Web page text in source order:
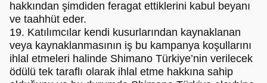
hakkından şimdiden feragat ettiklerini kabul beyanı
ve taahhüt eder.
19. Katılımcılar kendi kusurlarından kaynaklanan
veya kaynaklanmasının iş bu kampanya koşullarını
ihlal etmeleri halinde Shimano Türkiye’nin verilecek
ödülü tek taraflı olarak ihlal etme hakkına sahip